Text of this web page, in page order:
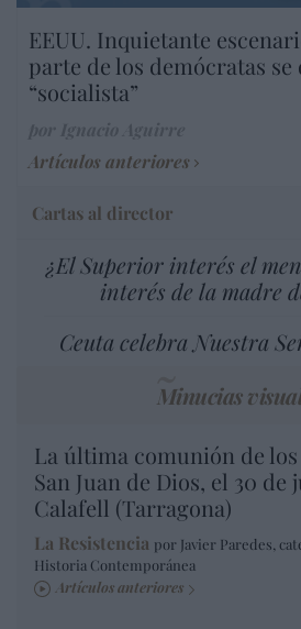
EEUU. Inquietante
parte de los demócratas
“socialista”
Artículos anteriores
Cartas al director
¿El Superior interés el
interés de la madre
Ceuta celebra Nuestra
Minucias
La última comunión de los
San Juan de Dios, el 30 de
Calafell (Tarragona)
La Resistencia por Javier Paredes,
Historia Contemporánea
Artículos anteriores